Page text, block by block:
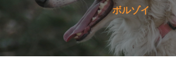
ボルゾイ